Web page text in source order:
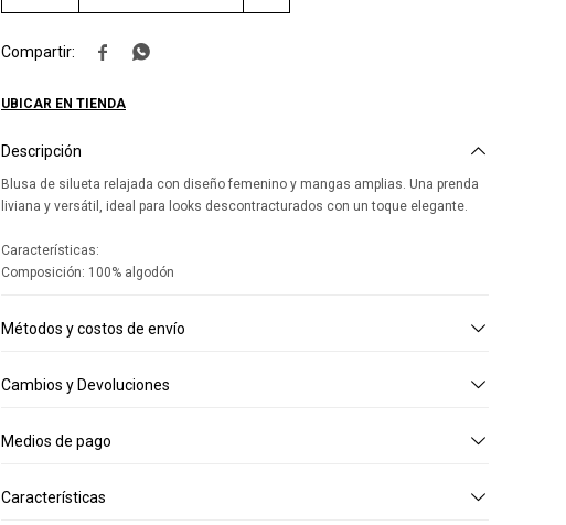
 
UBICAR EN TIENDA
Descripción
Blusa de silueta relajada con diseño femenino y mangas amplias. Una prenda
liviana y versátil, ideal para looks descontracturados con un toque elegante.
Características:
Composición: 100% algodón
Métodos y costos de envío
Cambios y Devoluciones
Medios de pago
Características